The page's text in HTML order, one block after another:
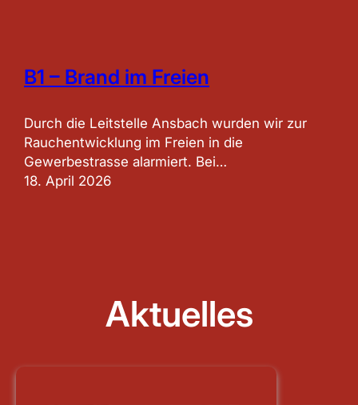
B1 – Brand im Freien
Durch die Leitstelle Ansbach wurden wir zur
Rauchentwicklung im Freien in die
Gewerbestrasse alarmiert. Bei…
18. April 2026
Aktuelles